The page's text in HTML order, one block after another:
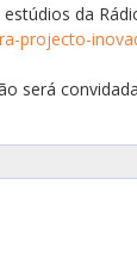
da
projecto-
será